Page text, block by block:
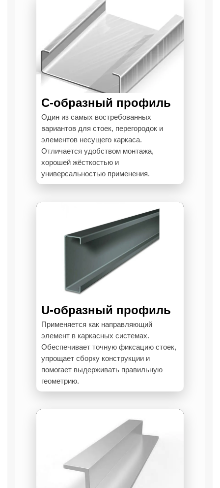
С-образный профиль
Один из самых востребованных
вариантов для стоек, перегородок и
элементов несущего каркаса.
Отличается удобством монтажа,
хорошей жёсткостью и
универсальностью применения.
U-образный профиль
Применяется как направляющий
элемент в каркасных системах.
Обеспечивает точную фиксацию стоек,
упрощает сборку конструкции и
помогает выдерживать правильную
геометрию.